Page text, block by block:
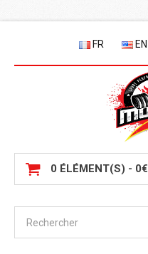
FR EN
0 ÉLÉMENT(S) - 0€